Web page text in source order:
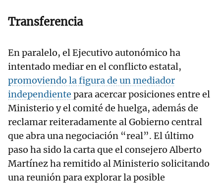
Transferencia
En paralelo, el Ejecutivo autonómico ha
intentado mediar en el conflicto estatal,
promoviendo la figura de un mediador
independiente para acercar posiciones entre el
Ministerio y el comité de huelga, además de
reclamar reiteradamente al Gobierno central
que abra una negociación “real”. El último
paso ha sido la carta que el consejero Alberto
Martínez ha remitido al Ministerio solicitando
una reunión para explorar la posible